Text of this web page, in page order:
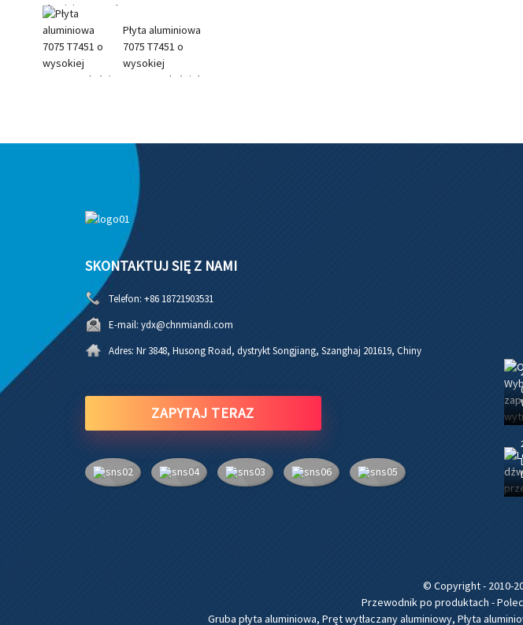
Płyta
Płyta aluminiowa
7075 T7451 o
wysokiej
wytrzymałości do
SKONTAKTUJ SIĘ Z NAMI
Telefon: +86 18721903531
E-mail: ydx@chnmiandi.com
Adres: Nr 3848, Husong Road, dystrykt Songjiang, Szanghaj 201619, Chiny
ZAPYTAJ TERAZ
© Copyright - 2010-
Przewodnik po produktach -
Gruba płyta aluminiowa,Pręt wytłaczany aluminiowy,Płyta